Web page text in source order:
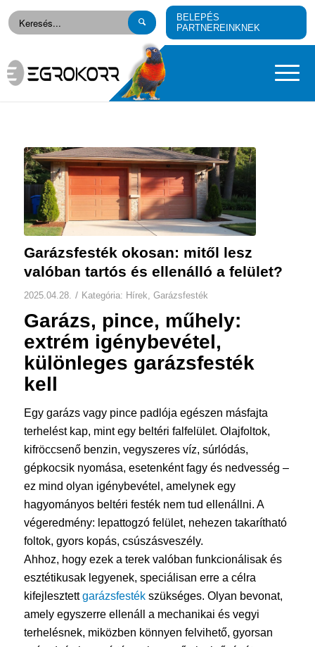
BELEPÉS
PARTNEREINKNEK
Garázsfesték okosan: mitől lesz
valóban tartós és ellenálló a felület?
2025.04.28. / Kategória: Hírek Garázsfesték
Garázs, pince, műhely:
extrém igénybevétel,
különleges garázsfesték
kell
Egy garázs vagy pince padlója egészen másfajta
terhelést kap, mint egy beltéri falfelület. Olajfoltok,
kifröccsenő benzin, vegyszeres víz, súrlódás,
gépkocsik nyomása, esetenként fagy és nedvesség –
ez mind olyan igénybevétel, amelynek egy
hagyományos beltéri festék nem tud ellenállni. A
végeredmény: lepattogzó felület, nehezen takarítható
foltok, gyors kopás, csúszásveszély.
Ahhoz, hogy ezek a terek valóban funkcionálisak és
esztétikusak legyenek, speciálisan erre a célra
kifejlesztettgarázsfestékszükséges. Olyan bevonat,
amely egyszerre ellenáll a mechanikai és vegyi
terhelésnek, miközben könnyen felvihető, gyorsan